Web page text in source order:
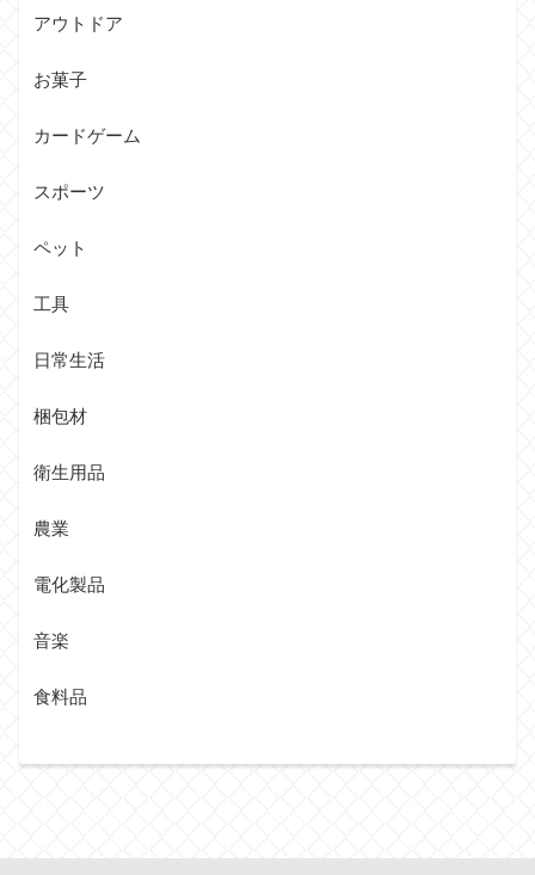
アウトドア
お菓子
カードゲーム
スポーツ
ペット
工具
日常生活
梱包材
衛生用品
農業
電化製品
音楽
食料品